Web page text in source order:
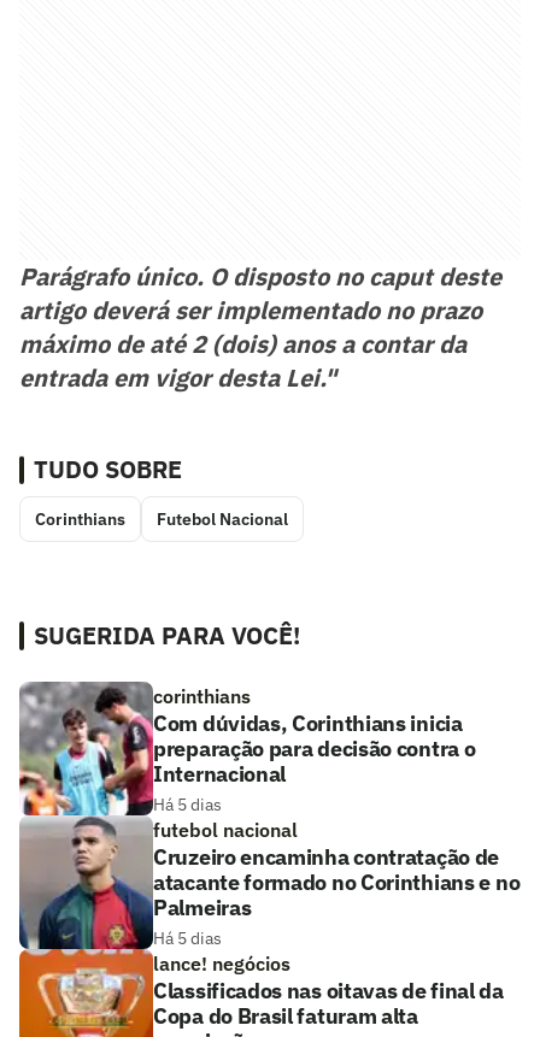
Parágrafo único. O disposto no caput deste
artigo deverá ser implementado no prazo
máximo de até 2 (dois) anos a contar da
entrada em vigor desta Lei."
TUDO SOBRE
Corinthians Futebol Nacional
SUGERIDA PARA VOCÊ!
corinthians
Com dúvidas, Corinthians inicia
preparação para decisão contra o
Internacional
Há 5 dias
futebol nacional
Cruzeiro encaminha contratação de
atacante formado no Corinthians e no
Palmeiras
Há 5 dias
lance! negócios
Classificados nas oitavas de final da
Copa do Brasil faturam alta